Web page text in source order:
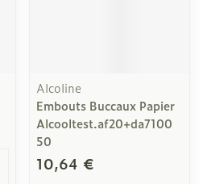
Alcoline
Embouts Buccaux Papier
Alcooltest.af20+da7100
50
10,64 €